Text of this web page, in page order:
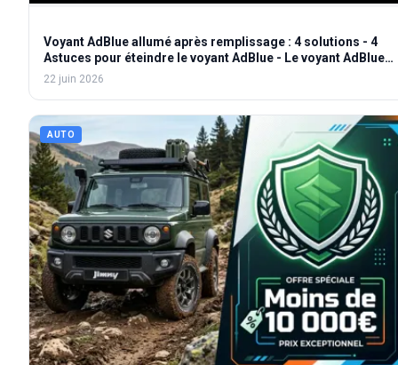
Voyant AdBlue allumé après remplissage : 4 solutions - 4
Astuces pour éteindre le voyant AdBlue - Le voyant AdBlue
persiste après le plein ? Voici quoi faire
22 juin 2026
AUTO